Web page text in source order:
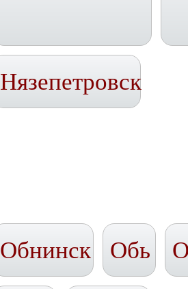
Нязепетровск
Обнинск Обь